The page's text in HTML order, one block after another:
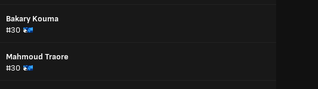
Bakary Kouma
#30
Mahmoud Traore
#30